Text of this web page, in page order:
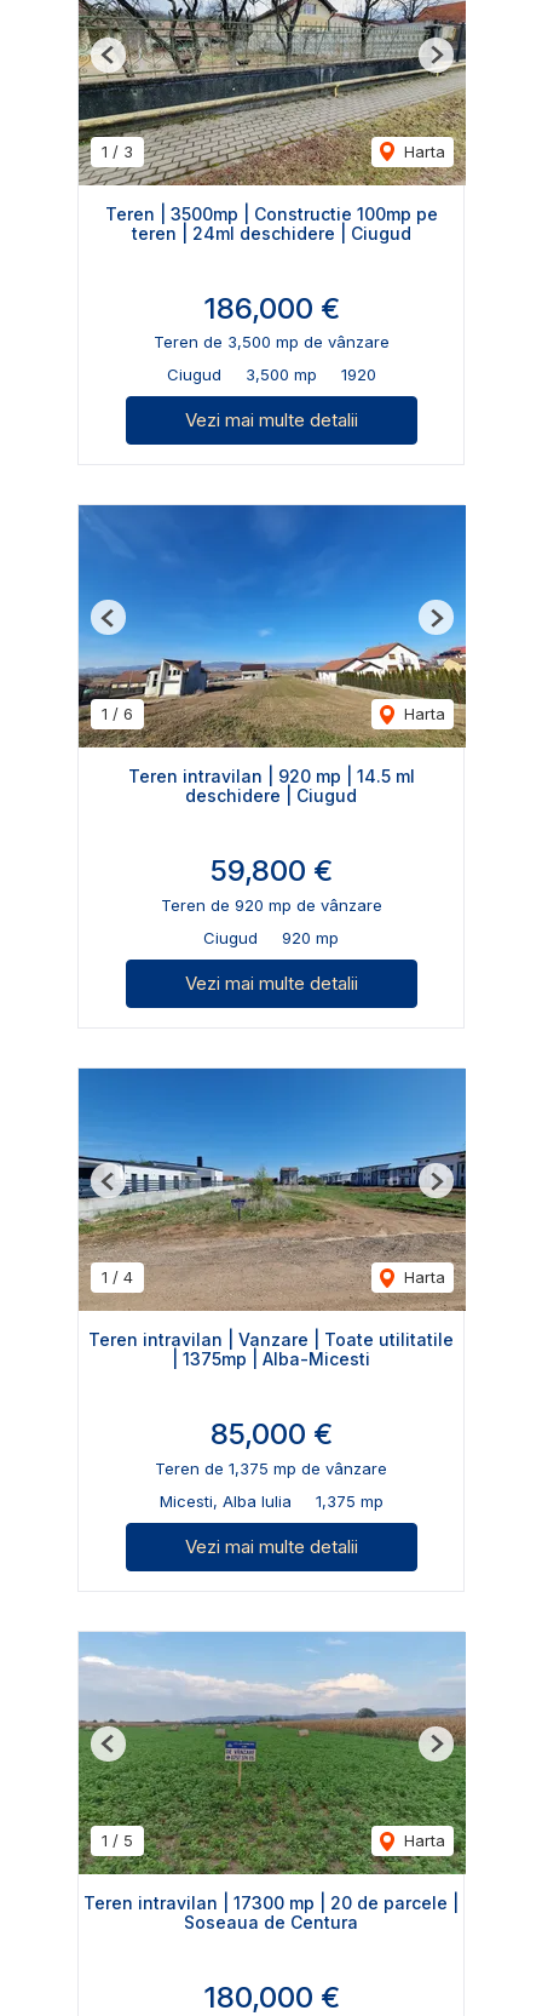
1 / 3 Harta
Previous Next
Teren | 3500mp | Constructie 100mp pe
teren | 24ml deschidere | Ciugud
186,000 €
Teren de 3,500 mp de vânzare
Ciugud
3,500 mp 1920
Vezi mai multe detalii
1 / 6 Harta
Previous Next
Teren intravilan | 920 mp | 14.5 ml
deschidere | Ciugud
59,800 €
Teren de 920 mp de vânzare
Ciugud
920 mp
Vezi mai multe detalii
1 / 4 Harta
Previous Next
Teren intravilan | Vanzare | Toate utilitatile
| 1375mp | Alba-Micesti
85,000 €
Teren de 1,375 mp de vânzare
Micesti, Alba Iulia
1,375 mp
Vezi mai multe detalii
1 / 5 Harta
Previous Next
Teren intravilan | 17300 mp | 20 de parcele |
Soseaua de Centura
180,000 €